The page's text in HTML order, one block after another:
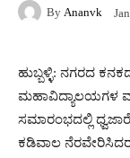
By Ananvk
ಹುಬ್ಬಳ್ಳಿ: ನಗರದ
ಮಹಾವಿದ್ಯಾಲಯಗಳ
ಸಮಾರಂಭದಲ್ಲಿ
ಕಡಿವಾಲ